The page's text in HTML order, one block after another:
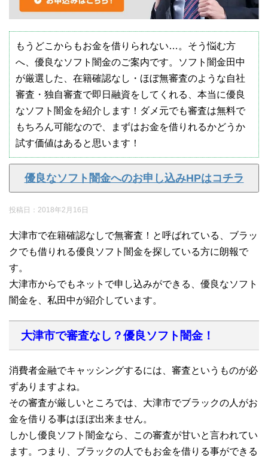
もうどこからもお金を借りられない…。そう悩む方
へ、優良なソフト闇金のご案内です。ソフト闇金田中
が厳選した、在籍確認なし・ほぼ無審査のような自社
審査・独自審査で即日融資をしてくれる、本当に優良
なソフト闇金を紹介します！ダメ元でも審査は無料で
もちろん可能なので、まずはお金を借りれるかどうか
試す価値はあると思います！
優良なソフト闇金へのお申し込みHPはコチラ
投稿日： 2018年2月16日
大津市で在籍確認なしで無審査！と呼ばれている、ブラッ
クでも借りれる優良ソフト闇金を探している方に朗報で
す。
大津市からでもネットで申し込みができる、優良なソフト
闇金を、私田中が紹介しています。
大津市で審査なし？優良ソフト闇金！
消費者金融でキャッシングするには、審査というものが必
ずありますよね。
その審査が厳しいところでは、大津市でブラックの人がお
金を借りる事はほぼ出来ません。
しかし優良ソフト闇金なら、この審査が甘いと言われてい
ます。つまり、ブラックの人でもお金を借りる事ができる